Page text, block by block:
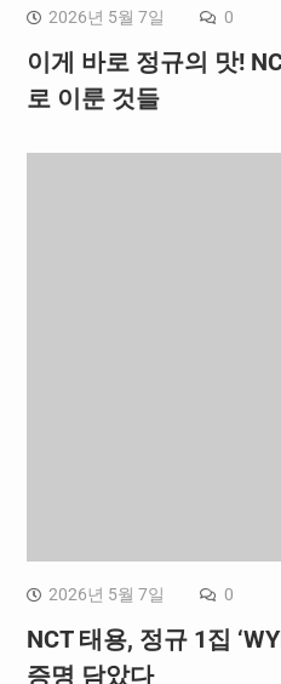
2026년 5월 7일 0
이게 바로 정규의 맛!
로 이룬 것들
2026년 5월 7일 0
NCT 태용, 정규 1집
증명 담았다